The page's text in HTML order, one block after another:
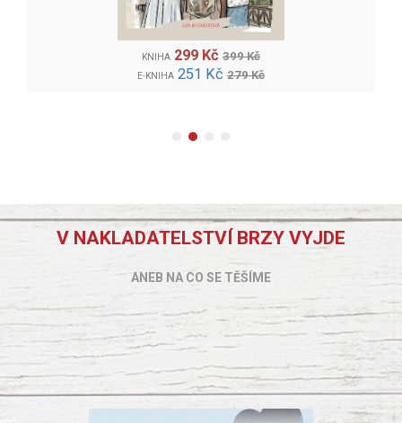
KNIHA 299 Kč 399 Kč
E-KNIHA 251 Kč 279 Kč
V NAKLADATELSTVÍ BRZY VYJDE
ANEB NA CO SE TĚŠÍME